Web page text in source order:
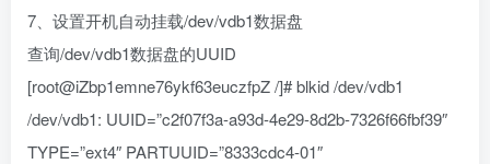
7、设置开机自动挂载/dev/vdb1数据盘
查询/dev/vdb1数据盘的UUID
[root@iZbp1emne76ykf63euczfpZ /]# blkid /dev/vdb1
/dev/vdb1: UUID=”c2f07f3a-a93d-4e29-8d2b-7326f66fbf39″
TYPE=”ext4″ PARTUUID=”8333cdc4-01″